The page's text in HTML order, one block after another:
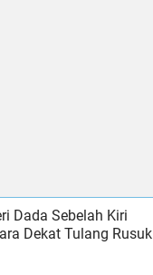
Dada Sebelah Kiri
Dekat Tulang Rusuk